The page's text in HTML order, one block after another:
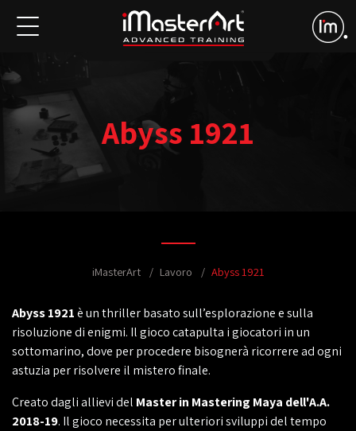
Abyss 1921
iMasterArt Lavoro Abyss 1921
Abyss 1921è un thriller basato sull’esplorazione e sulla
risoluzione di enigmi. Il gioco catapulta i giocatori in un
sottomarino, dove per procedere bisognerà ricorrere ad ogni
astuzia per risolvere il mistero finale.
Creato dagli allievi del Master in Mastering Maya dell'A.A.
2018-19. Il gioco necessita per ulteriori sviluppi del tempo